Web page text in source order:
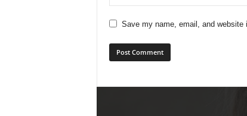
Save my name, email, and